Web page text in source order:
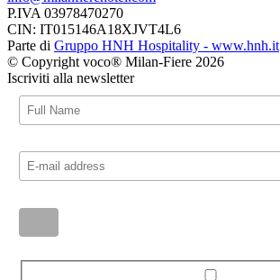
P.IVA 03978470270
CIN: IT015146A18XJVT4L6
Parte di Gruppo HNH Hospitality - www.hnh.it
© Copyright voco® Milan-Fiere 2026
Iscriviti alla newsletter